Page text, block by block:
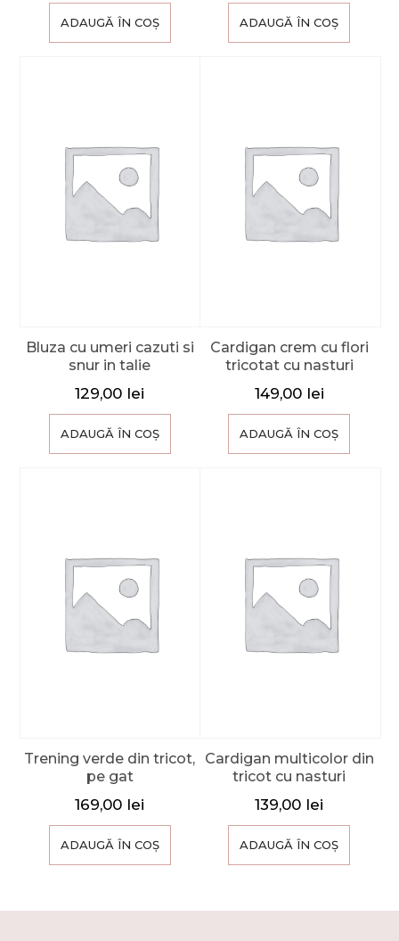
ADAUGĂ ÎN COȘ ADAUGĂ ÎN COȘ
Bluza cu umeri cazuti si
snur in talie
129,00 lei
ADAUGĂ ÎN COȘ
Cardigan crem cu flori
tricotat cu nasturi
149,00 lei
ADAUGĂ ÎN COȘ
Trening verde din tricot,
pe gat
169,00 lei
ADAUGĂ ÎN COȘ
Cardigan multicolor din
tricot cu nasturi
139,00 lei
ADAUGĂ ÎN COȘ